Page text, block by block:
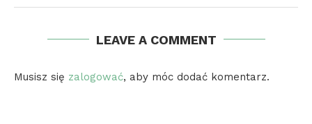
LEAVE A COMMENT
Musisz się zalogować, aby móc dodać komentarz.